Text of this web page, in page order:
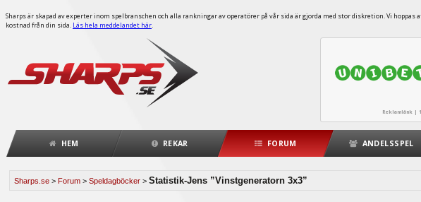
Sharps är skapad av experter inom spelbranschen och alla rankningar av operatörer på vår sida är gjorda med stor diskretion. Vi
kostnad från din sida. Läs hela meddelandet här.
Reklamlänk |
HEM REKAR FORUM ANDELSSPEL
Sharps.se > Forum > Speldagböcker > Statistik-Jens ”Vinstgeneratorn 3x3”